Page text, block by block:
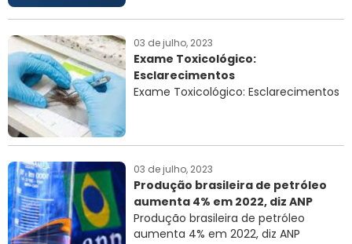
DESPOLUIR
AR INSTITUTO
RNTRC
CONTATO
03 de julho, 2023
Exame Toxicológico:
Esclarecimentos
Exame Toxicológico: Esclarecimentos
03 de julho, 2023
Produção brasileira de petróleo
aumenta 4% em 2022, diz ANP
Produção brasileira de petróleo
aumenta 4% em 2022, diz ANP